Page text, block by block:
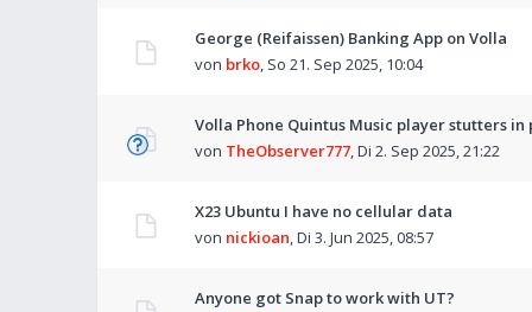
George (Reifaissen) Banking App on Volla
von brko, So 21. Sep 2025, 10:04
Volla Phone Quintus Music player stutters in
von TheObserver777,Di 2. Sep 2025, 21:22
X23 Ubuntu I have no cellular data
von nickioan,Di 3. Jun 2025, 08:57
Anyone got Snap to work with UT?